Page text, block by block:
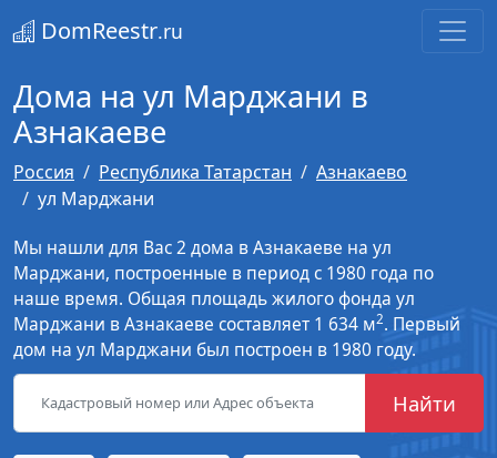
DomReestr.ru
Дома на ул Марджани в
Азнакаеве
Россия Республика Татарстан
Азнакаево
ул Марджани
Мы нашли для Вас 2 дома в Азнакаеве на ул
Марджани, построенные в период с 1980 года по
наше время. Общая площадь жилого фонда ул
Марджани в Азнакаеве составляет 1 634 м2. Первый
дом на ул Марджани был построен в 1980 году.
Найти